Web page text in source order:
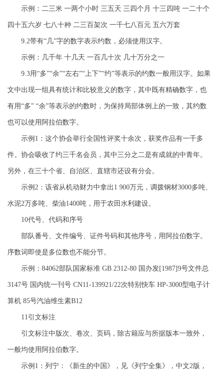
示例：二三米 一两个小时 三五天 三四个月 十三四吨 一二十个
四十五六岁 七八十种 二三百架次 一千七八百元 五六万套
9.2带有“几”字的数字表示约数，必须使用汉字。
示例：几千年 十几天 一百几十次 几十万分之一
9.3用“多”“余”“左右”“上下”“约”等表示的约数一般用汉字。如果
文中出现一组具有统计和比较意义的数字，其中既有精确数字，也
有用“多” “余”等表示的约数时，为保持局部体例上的一致，其约数
也可以使用阿拉伯数字。
示例1：这个协会举行全国性评奖十余次，获奖作品有一千多
件。协会吸收了约三千名会员，其中三分之二是有成就的中青年。
另外，在三十个省、自治区、直辖市还设有分会。
示例2：该省从机动财力中拿出1 900万元，调拨钢材3000多吨、
水泥2万多吨、柴油1400吨，用于农田水利建设。
10代号、代码和序号
部队番号、文件编号、证件号码和其他序号，用阿拉伯数字。
序数词即使是多位数也不能分节。
示例：84062部队国家标准 GB 2312-80 国办发[1987]9号文件总
3147号 国内统一刊号 CN11-139921/22次特别快车 HP-3000型电子计
算机 85号汽油维生素B12
11引文标注
引文标注中版次、卷次、页码，除古籍应与所据版本一致外，
一般均使用阿拉伯数字。
示例1：列宁：《新生的中国》，见《列宁全集》，中文2版，